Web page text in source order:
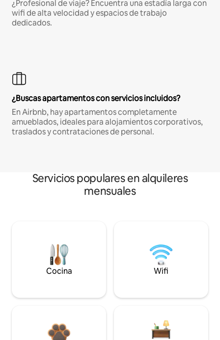
¿Profesional de viaje? Encuentra una estadía larga con
wifi de alta velocidad y espacios de trabajo
dedicados.
¿Buscas apartamentos con servicios incluidos?
En Airbnb, hay apartamentos completamente
amueblados, ideales para alojamientos corporativos,
traslados y contrataciones de personal.
Servicios populares en alquileres
mensuales
Cocina Wifi